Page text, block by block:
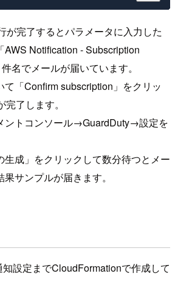
が完了するとパラメータに入力した
AWS Notification - Subscription
名でメールが届いています。
て「Confirm subscription」をクリッ
了します。
ントコンソール→GuardDuty→設定を
生成」をクリックして数分待つとメー
サンプルが届きます。
設定までCloudFormationで作成して